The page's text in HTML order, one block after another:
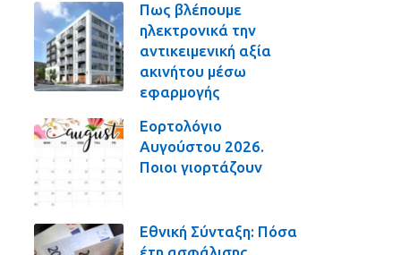
Πως βλέπουμε
ηλεκτρονικά την
αντικειμενική αξία
ακινήτου μέσω
εφαρμογής
Εορτολόγιο
Αυγούστου 2026.
Ποιοι γιορτάζουν
Εθνική Σύνταξη: Πόσα